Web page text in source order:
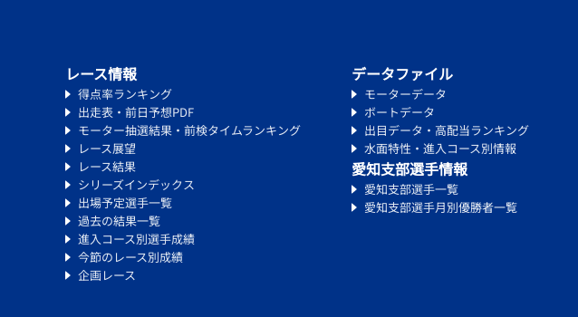
レース情報
得点率ランキング
出走表・前日予想PDF
モーター抽選結果・前検タイムランキング
レース展望
レース結果
シリーズインデックス
出場予定選手一覧
過去の結果一覧
進入コース別選手成績
今節のレース別成績
企画レース
データファイル
モーターデータ
ボートデータ
出目データ・高配当ランキング
水面特性・進入コース別情報
愛知支部選手情報
愛知支部選手一覧
愛知支部選手月別優勝者一覧